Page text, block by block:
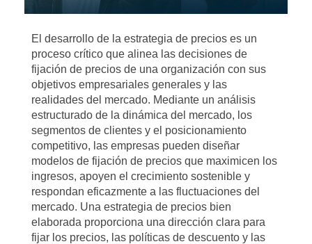
El desarrollo de la estrategia de precios es un
proceso crítico que alinea las decisiones de
fijación de precios de una organización con sus
objetivos empresariales generales y las
realidades del mercado. Mediante un análisis
estructurado de la dinámica del mercado, los
segmentos de clientes y el posicionamiento
competitivo, las empresas pueden diseñar
modelos de fijación de precios que maximicen los
ingresos, apoyen el crecimiento sostenible y
respondan eficazmente a las fluctuaciones del
mercado. Una estrategia de precios bien
elaborada proporciona una dirección clara para
fijar los precios, las políticas de descuento y las